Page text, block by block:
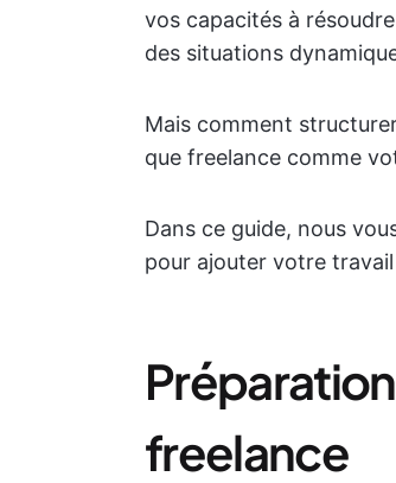
vos capacités à
des situations
Mais comment
que freelance comme
Dans ce guide, nous
pour ajouter votre
freelance